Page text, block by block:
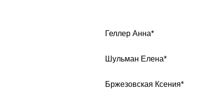
Геллер Анна*
Шульман Елена*
Бржезовская Ксения*